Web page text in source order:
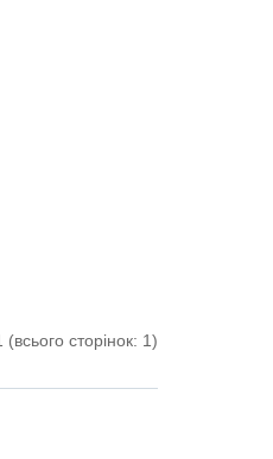
сторінок: 1)